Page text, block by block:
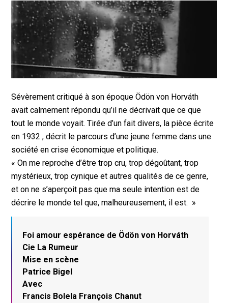
Sévèrement critiqué à son époque Ödön von Horváth
avait calmement répondu qu’il ne décrivait que ce que
tout le monde voyait. Tirée d’un fait divers, la pièce écrite
en 1932 , décrit le parcours d’une jeune femme dans une
société en crise économique et politique.
« On me reproche d’être trop cru, trop dégoûtant, trop
mystérieux, trop cynique et autres qualités de ce genre,
et on ne s’aperçoit pas que ma seule intention est de
décrire le monde tel que, malheureusement, il est. »
Foi amour espérance de Ödön von Horváth
Cie La Rumeur
Mise en scène
Patrice Bigel
Avec
Francis Bolela François Chanut